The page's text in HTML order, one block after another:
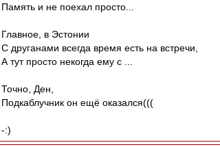
Память и не поехал просто...
Главное, в Эстонии
С друганами всегда время есть на встречи,
А тут просто некогда ему с ...
Точно, Ден,
Подкаблучник он ещё оказался(((
-:)